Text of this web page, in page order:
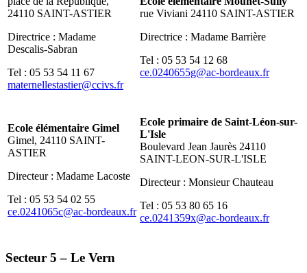
24110 SAINT-ASTIER
Directrice : Madame
Descalis-Sabran
Tel : 05 53 54 11 67
maternellestastier@ccivs.fr
rue Viviani 24110 SAINT-ASTIER
Directrice : Madame Barrière
Tel : 05 53 54 12 68
ce.0240655g@ac-bordeaux.fr
Ecole élémentaire Gimel
Gimel, 24110 SAINT-
ASTIER
Directeur : Madame Lacoste
Tel : 05 53 54 02 55
ce.0241065c@ac-bordeaux.fr
Ecole primaire de Saint-Léon-sur-
L'Isle
Boulevard Jean Jaurès 24110
SAINT-LEON-SUR-L'ISLE
Directeur : Monsieur Chauteau
Tel : 05 53 80 65 16
ce.0241359x@ac-bordeaux.fr
Secteur 5 – Le Vern